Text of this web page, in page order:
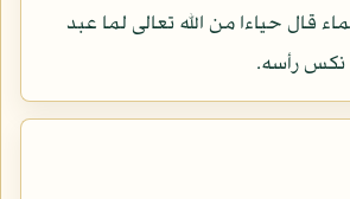
قال حياءا من الله تعالى لما عبد
رأسه.